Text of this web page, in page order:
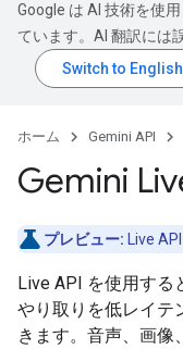
Google は AI 技術を使
ています。AI 翻訳には
ホーム Gemini API
Gemini
プレビュー: Live
Live API を使用する
やり取りを低レイテ
きます。音声、画像